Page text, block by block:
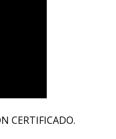
CERTIFICADO.